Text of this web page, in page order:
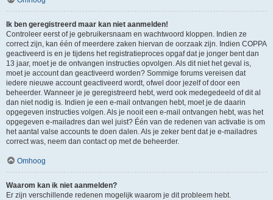
Ik ben geregistreerd maar kan niet aanmelden!
Controleer eerst of je gebruikersnaam en wachtwoord kloppen. Indien ze
correct zijn, kan één of meerdere zaken hiervan de oorzaak zijn. Indien COPPA
geactiveerd is en je tijdens het registratieproces opgaf dat je jonger bent dan
13 jaar, moet je de ontvangen instructies opvolgen. Als dit niet het geval is,
moet je account dan geactiveerd worden? Sommige forums vereisen dat
iedere nieuwe account geactiveerd wordt, ofwel door jezelf of door een
beheerder. Wanneer je je geregistreerd hebt, werd ook medegedeeld of dit al
dan niet nodig is. Indien je een e-mail ontvangen hebt, moet je de daarin
opgegeven instructies volgen. Als je nooit een e-mail ontvangen hebt, was het
opgegeven e-mailadres dan wel juist? Één van de redenen van activatie is om
het aantal valse accounts te doen dalen. Als je zeker bent dat je e-mailadres
correct was, neem dan contact op met de beheerder.
Omhoog
Waarom kan ik niet aanmelden?
Er zijn verschillende redenen mogelijk waarom je dit probleem hebt.